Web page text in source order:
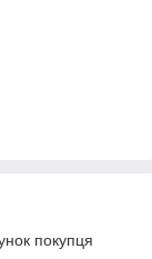
покупця